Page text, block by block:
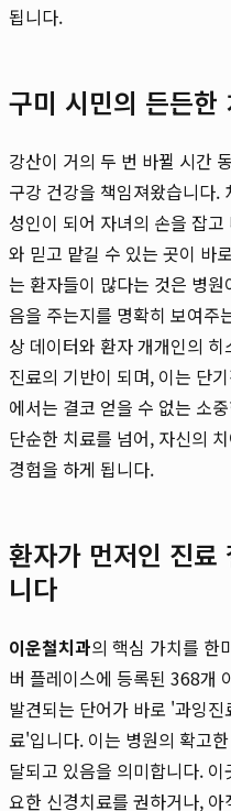
됩니다.
구미 시민의 든든한
강산이 거의 두 번 바뀔 시간
구강 건강을 책임져왔습니다.
성인이 되어 자녀의 손을 잡
와 믿고 맡길 수 있는 곳이 바
는 환자들이 많다는 것은 병
음을 주는지를 명확히 보여주
상 데이터와 환자 개개인의
진료의 기반이 되며, 이는 단
에서는 결코 얻을 수 없는 소
단순한 치료를 넘어, 자신의
경험을 하게 됩니다.
환자가 먼저인 진료
니다
이운철치과의 핵심 가치를 한
버 플레이스에 등록된 368개
발견되는 단어가 바로 '과잉
료'입니다. 이는 병원의 확고
달되고 있음을 의미합니다.
요한 신경치료를 권하거나,